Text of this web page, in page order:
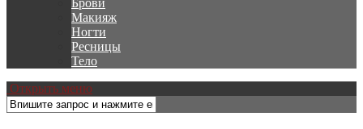
Брови
Макияж
Ногти
Ресницы
Тело
Открыть меню